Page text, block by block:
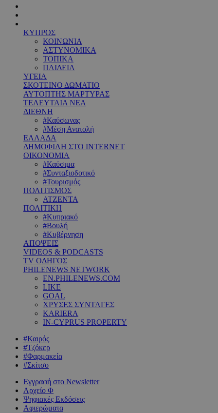
ΚΥΠΡΟΣ
ΚΟΙΝΩΝΙΑ
ΑΣΤΥΝΟΜΙΚΑ
ΤΟΠΙΚΑ
ΠΑΙΔΕΙΑ
ΥΓΕΙΑ
ΣΚΟΤΕΙΝΟ ΔΩΜΑΤΙΟ
ΑΥΤΟΠΤΗΣ ΜΑΡΤΥΡΑΣ
ΤΕΛΕΥΤΑΙΑ ΝΕΑ
ΔΙΕΘΝΗ
#Καύσωνας
#Μέση Ανατολή
ΕΛΛΑΔΑ
ΔΗΜΟΦΙΛΗ ΣΤΟ INTERNET
ΟΙΚΟΝΟΜΙΑ
#Καύσιμα
#Συνταξιοδοτικό
#Τουρισμός
ΠΟΛΙΤΙΣΜΟΣ
ΑΤΖΕΝΤΑ
ΠΟΛΙΤΙΚΗ
#Κυπριακό
#Βουλή
#Κυβέρνηση
ΑΠΟΨΕΙΣ
VIDEOS & PODCASTS
TV ΟΔΗΓΟΣ
PHILENEWS NETWORK
EN.PHILENEWS.COM
LIKE
GOAL
ΧΡΥΣΕΣ ΣΥΝΤΑΓΕΣ
KARIERA
IN-CYPRUS PROPERTY
#Καιρός
#Τζόκερ
#Φαρμακεία
#Σκίτσο
Εγγραφή στο Newsletter
Αρχείο Φ
Ψηφιακές Εκδόσεις
Αφιερώματα